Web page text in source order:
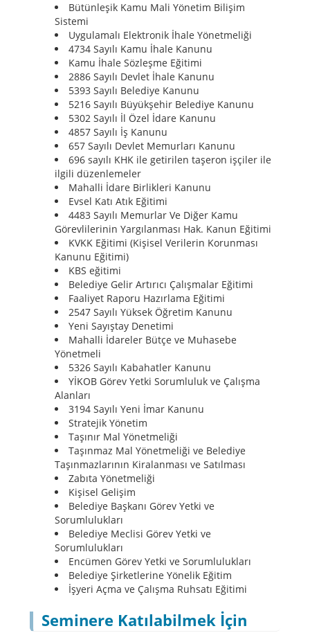
Bütünleşik Kamu Mali Yönetim Bilişim
Sistemi
Uygulamalı Elektronik İhale Yönetmeliği
4734 Sayılı Kamu İhale Kanunu
Kamu İhale Sözleşme Eğitimi
2886 Sayılı Devlet İhale Kanunu
5393 Sayılı Belediye Kanunu
5216 Sayılı Büyükşehir Belediye Kanunu
5302 Sayılı İl Özel İdare Kanunu
4857 Sayılı İş Kanunu
657 Sayılı Devlet Memurları Kanunu
696 sayılı KHK ile getirilen taşeron işçiler ile
ilgili düzenlemeler
Mahalli İdare Birlikleri Kanunu
Evsel Katı Atık Eğitimi
4483 Sayılı Memurlar Ve Diğer Kamu
Görevlilerinin Yargılanması Hak. Kanun Eğitimi
KVKK Eğitimi (Kişisel Verilerin Korunması
Kanunu Eğitimi)
KBS eğitimi
Belediye Gelir Artırıcı Çalışmalar Eğitimi
Faaliyet Raporu Hazırlama Eğitimi
2547 Sayılı Yüksek Öğretim Kanunu
Yeni Sayıştay Denetimi
Mahalli İdareler Bütçe ve Muhasebe
Yönetmeli
5326 Sayılı Kabahatler Kanunu
YİKOB Görev Yetki Sorumluluk ve Çalışma
Alanları
3194 Sayılı Yeni İmar Kanunu
Stratejik Yönetim
Taşınır Mal Yönetmeliği
Taşınmaz Mal Yönetmeliği ve Belediye
Taşınmazlarının Kiralanması ve Satılması
Zabıta Yönetmeliği
Kişisel Gelişim
Belediye Başkanı Görev Yetki ve
Sorumlulukları
Belediye Meclisi Görev Yetki ve
Sorumlulukları
Encümen Görev Yetki ve Sorumlulukları
Belediye Şirketlerine Yönelik Eğitim
İşyeri Açma ve Çalışma Ruhsatı Eğitimi
Seminere Katılabilmek İçin